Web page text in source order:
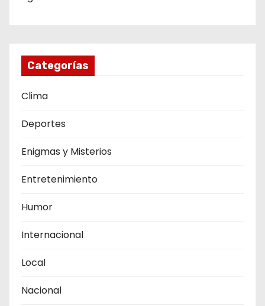
Categorías
Clima
Deportes
Enigmas y Misterios
Entretenimiento
Humor
Internacional
Local
Nacional